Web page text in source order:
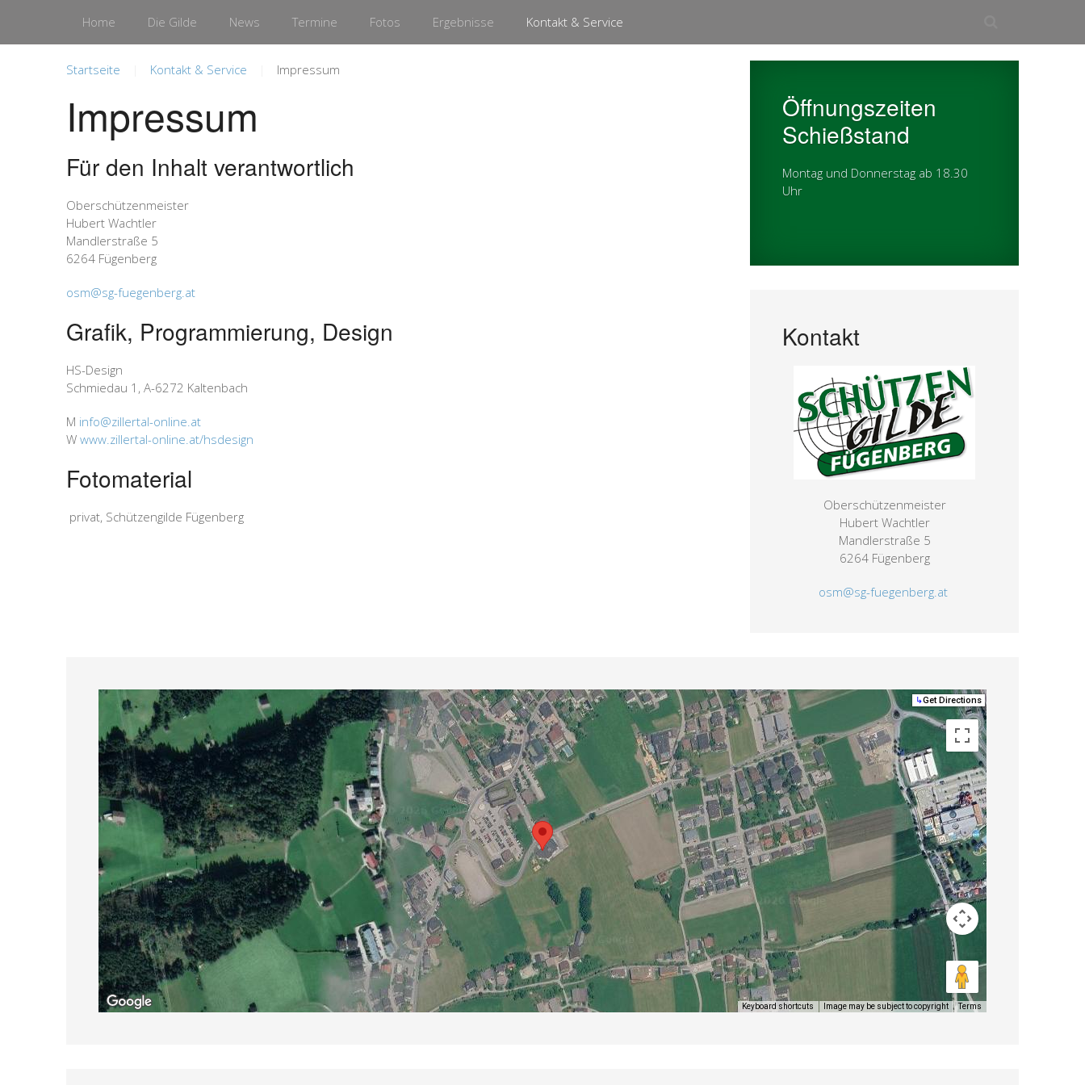
Home Die Gilde News Termine Fotos Ergebnisse Kontakt & Service
Startseite Kontakt & Service Impressum
Impressum
Für den Inhalt verantwortlich
Oberschützenmeister
Hubert Wachtler
Mandlerstraße 5
6264 Fügenberg
osm@sg-fuegenberg.at
Grafik, Programmierung, Design
HS-Design
Schmiedau 1, A-6272 Kaltenbach
M info@zillertal-online.at
W www.zillertal-online.at/hsdesign
Fotomaterial
privat, Schützengilde Fügenberg
Öffnungszeiten
Schießstand
Montag und Donnerstag ab 18.30
Uhr
Kontakt
Oberschützenmeister
Hubert Wachtler
Mandlerstraße 5
6264 Fügenberg
osm@sg-fuegenberg.at
↳Get Directions
Keyboard shortcuts Image may be subject to copyright Terms